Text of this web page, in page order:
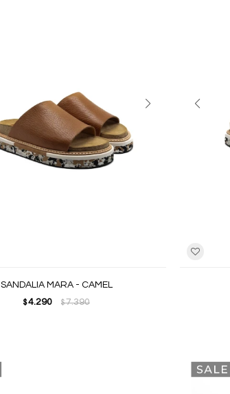
SANDALIA MARA - CAMEL
$4.290 $7.390